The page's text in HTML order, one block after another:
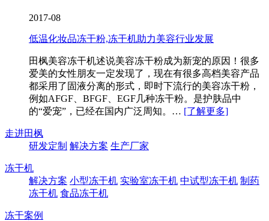
2017-08
低温化妆品冻干粉,冻干机助力美容行业发展
田枫美容冻干机​述说美容冻干粉成为新宠的原因！很多
爱美的女性朋友一定发现了，现在有很多高档美容产品
都采用了固液分离的形式，即时下流行的美容冻干粉，
例如AFGF、BFGF、EGF几种冻干粉。是护肤品中
的“爱宠”，已经在国内广泛周知。… [了解更多]
走进田枫
研发定制 解决方案 生产厂家
冻干机
解决方案 小型冻干机 实验室冻干机 中试型冻干机 制药
冻干机 食品冻干机
冻干案例